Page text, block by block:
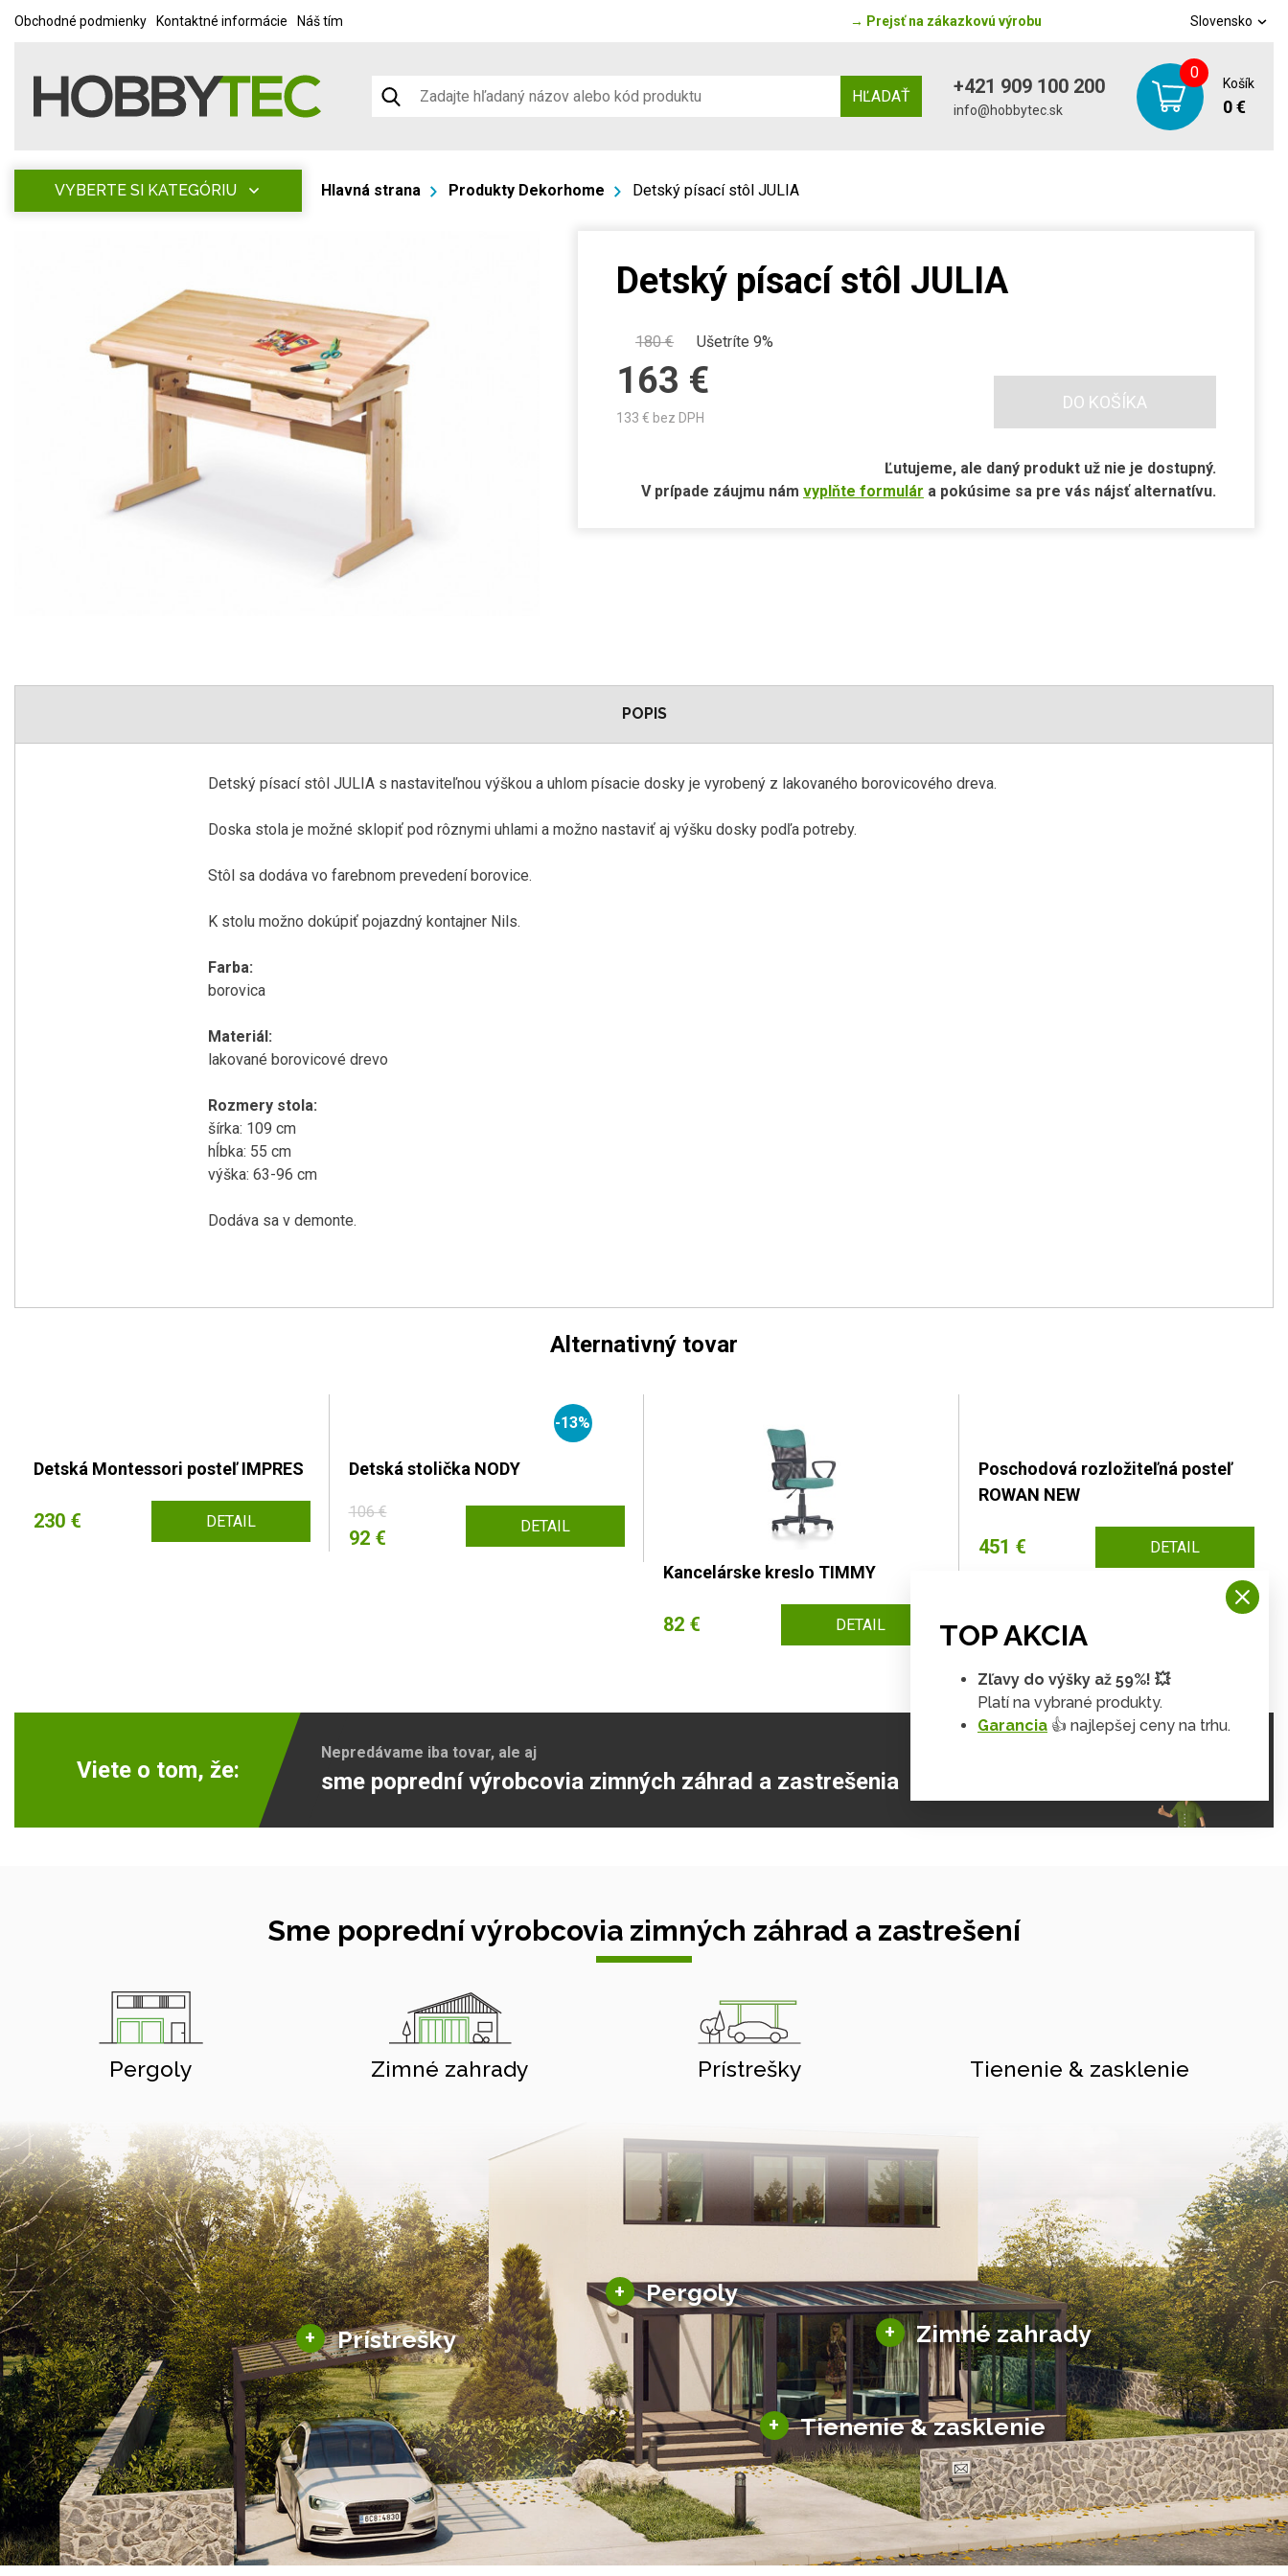
Obchodné podmienky Kontaktné informácie Náš tím → Prejsť na zákazkovú výrobu Slovensko
HĽADAŤ +421 909 100 200
info@hobbytec.sk
0
Košík
0 €
VYBERTE SI KATEGÓRIU Hlavná strana Produkty Dekorhome Detský písací stôl JULIA
Detský písací stôl JULIA
180€ Ušetríte 9%
163 €
133 € bez DPH
DO KOŠÍKA
Ľutujeme, ale daný produkt už nie je dostupný.
V prípade záujmu nám vyplňte formulár a pokúsime sa pre vás nájsť alternatívu.
POPIS
Detský písací stôl JULIA s nastaviteľnou výškou a uhlom písacie dosky je vyrobený z lakovaného borovicového dreva.
Doska stola je možné sklopiť pod rôznymi uhlami a možno nastaviť aj výšku dosky podľa potreby.
Stôl sa dodáva vo farebnom prevedení borovice.
K stolu možno dokúpiť pojazdný kontajner Nils.
Farba:
borovica
Materiál:
lakované borovicové drevo
Rozmery stola:
šírka: 109 cm
hĺbka: 55 cm
výška: 63-96 cm
Dodáva sa v demonte.
Alternativný tovar
Detská Montessori posteľ IMPRES
230 € DETAIL
-13%
Detská stolička NODY
106 €
92 € DETAIL
Kancelárske kreslo TIMMY
82 € DETAIL
Poschodová rozložiteľná posteľ
ROWAN NEW
451 € DETAIL
Viete o tom, že:
Nepredávame iba tovar, ale aj
sme poprední výrobcovia zimných záhrad a zastrešenia
Sme poprední výrobcovia zimných záhrad a zastrešení
Pergoly Zimné zahrady Prístrešky Tienenie & zasklenie
+ Pergoly
Hliníkové pergoly
Bioklimatické pergoly
Altány a zastrešenie
Solárne pergoly
+ Zimné zahrady
Sezónne zimné záhrady
Hliníkové zimné záhrady
Posuvné zimné záhrady
Solárne zimné záhrady
+ Prístrešky
Hliníkové prístrešky
Solárne prístrešky pre auto
+ Tienenie & zasklenie
Tienenie
Zasklenie
TOP AKCIA
Zľavy do výšky až 59%! 💥
Platí na vybrané produkty.
Garancia 👍 najlepšej ceny na trhu.